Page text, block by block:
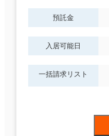
預託金
入居可能日
一括請求リスト